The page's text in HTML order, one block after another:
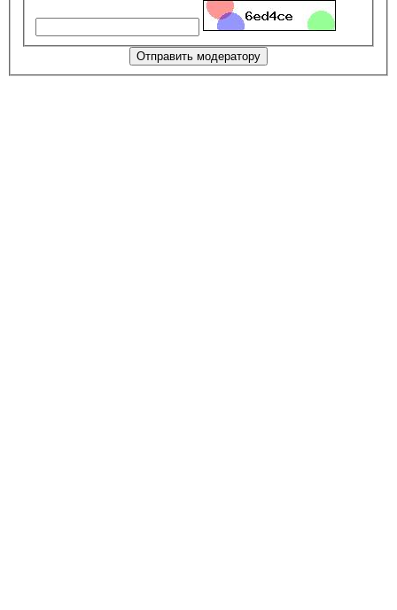
Отправить модератору